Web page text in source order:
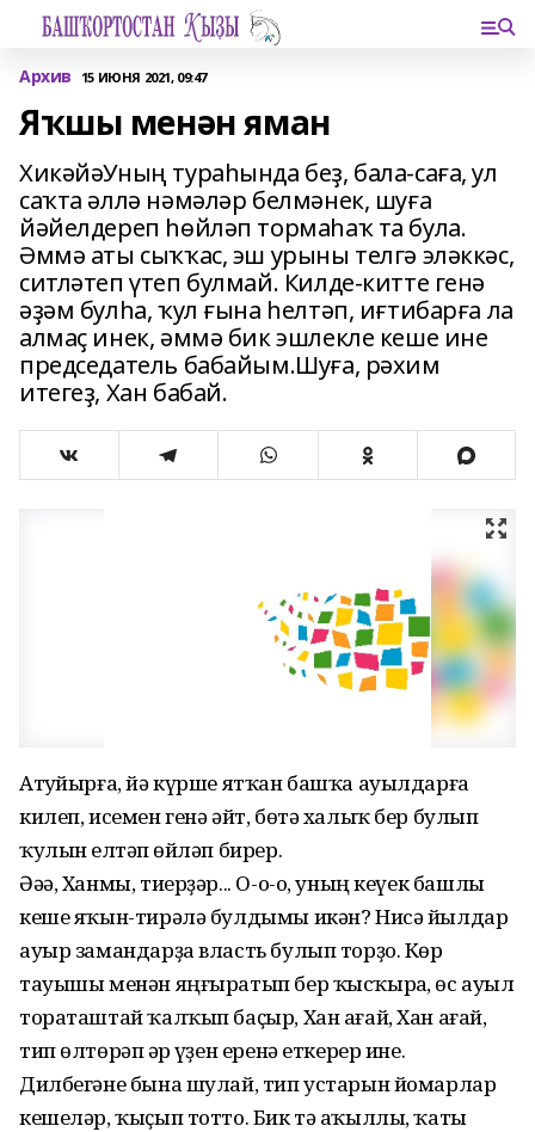
Архив 15 ИЮНЯ 2021, 09:47
Яҡшы менән яман
ХикәйәУның тураһында беҙ, бала-саға, ул
саҡта әллә нәмәләр белмәнек, шуға
йәйелдереп һөйләп тормаһаҡ та була.
Әммә аты сыҡҡас, эш урыны телгә эләккәс,
ситләтеп үтеп булмай. Килде-китте генә
әҙәм булһа, ҡул ғына һелтәп, иғтибарға ла
алмаҫ инек, әммә бик эшлекле кеше ине
председатель бабайым.Шуға, рәхим
итегеҙ, Хан бабай.
Атһуйырға, йә күрше ятҡан башҡа ауылдарға
килеп, исемен генә әйт, бөтә халыҡ бер булып
ҡулын һелтәп һөйләп бирер.
Әәә, Ханмы, тиерҙәр... О-о-о, уның кеүек башлы
кеше яҡын-тирәлә булдымы икән? Нисә йылдар
ауыр замандарҙа власть булып торҙо. Көр
тауышы менән яңғыратып бер ҡыс­ҡырһа, өс ауыл
тораташтай ҡал­ҡып баҫыр, Хан ағай, Хан ағай,
тип өлтө­рәп һәр һүҙен еренә еткерер ине.
Дилбегәне бына шулай, тип ус­тарын йомарлар
кешеләр, ҡыҫып тотто. Бик тә аҡыллы, ҡаты